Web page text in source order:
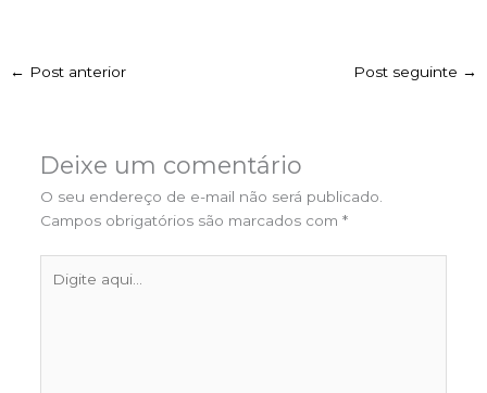
← Post anterior Post seguinte →
Deixe um comentário
O seu endereço de e-mail não será publicado.
Campos obrigatórios são marcados com *
aqui...